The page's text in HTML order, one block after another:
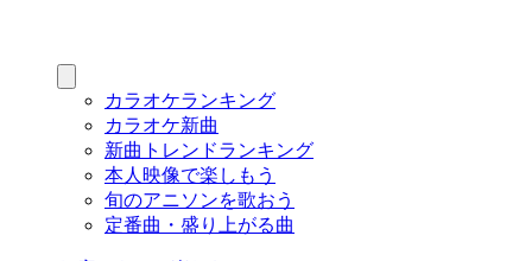
カラオケランキング
カラオケ新曲
新曲トレンドランキング
本人映像で楽しもう
旬のアニソンを歌おう
定番曲・盛り上がる曲